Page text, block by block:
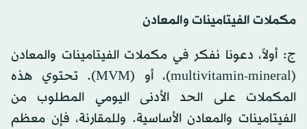
مكملات الفيتامينات والمعادن
ج: أولاً، دعونا نفكر في مكملات الفيتامينات والمعادن
(multivitamin-mineral)، أو (MVM). تحتوي هذه
المكملات على الحد الأدنى اليومي المطلوب من
الفيتامينات والمعادن الأساسية. وللمقارنة، فإن معظم